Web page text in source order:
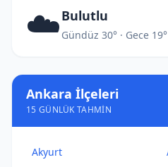
☁️Bulutlu
Gündüz 30° · Gece 19°
Ankara İlçeleri
15 GÜNLÜK TAHMIN
Akyurt